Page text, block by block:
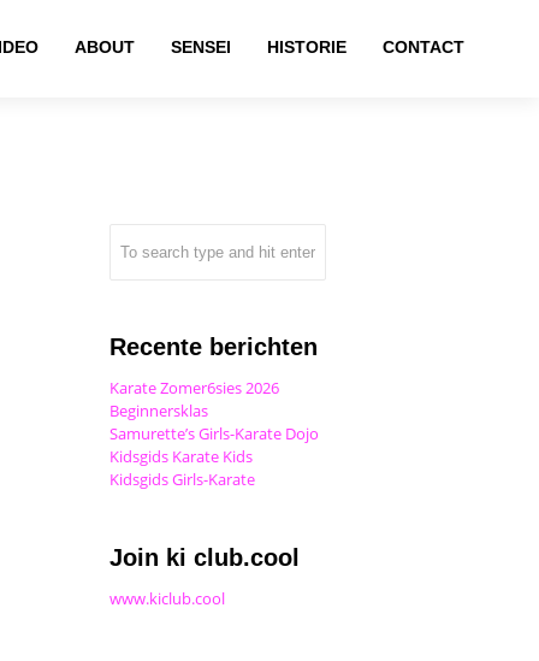
ABOUT SENSEI HISTORIE CONTACT
Recente berichten
Karate Zomer6sies 2026
Beginnersklas
Samurette’s Girls-Karate Dojo
Kidsgids Karate Kids
Kidsgids Girls-Karate
Join ki club.cool
www.kiclub.cool